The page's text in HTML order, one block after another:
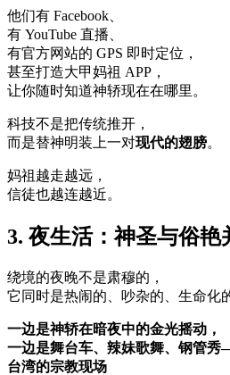
他们有 Facebook、
有 YouTube 直播、
有官方网站的 GPS 即时定位，
甚至打造大甲妈祖 APP，
让你随时知道神轿现在在哪里。
科技不是把传统推开，
而是替神明装上一对现代的翅膀。
妈祖越走越远，
信徒也越连越近。
3. 夜生活：神圣与俗艳
绕境的夜晚不是肃穆的，
它同时是热闹的、吵杂的、生命化
一边是神轿在暗夜中的金光摇动，
一边是舞台车、辣妹歌舞、钢管
台湾的宗教现场